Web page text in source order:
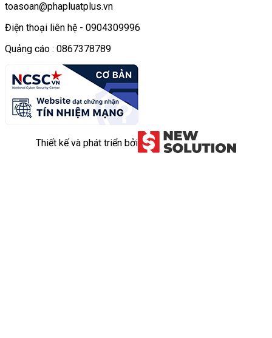
toasoan@phapluatplus.vn
Điện thoại liên hệ - 0904309996
Quảng cáo : 0867378789
Thiết kế và phát triển bởi